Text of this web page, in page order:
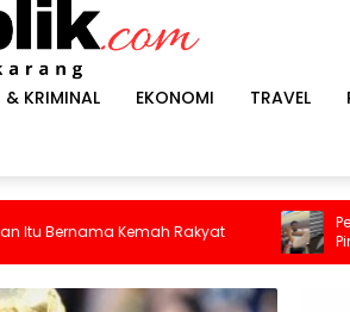
& KRIMINAL EKONOMI TRAVEL
Penumpang Batik Air
Pintu Darurat Saat
Kepanikan Pecah di